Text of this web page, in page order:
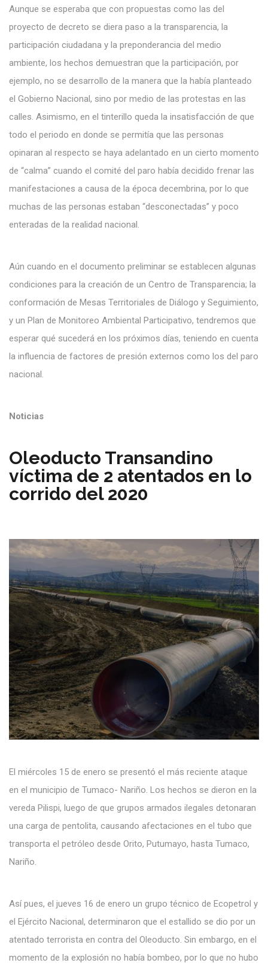
Aunque se esperaba que con propuestas como las del
proyecto de decreto se diera paso a la transparencia, la
participación ciudadana y la preponderancia del medio
ambiente, los hechos demuestran que la participación, por
ejemplo, no se desarrollo de la manera que la había planteado
el Gobierno Nacional, sino por medio de las protestas en las
calles. Asimismo, en el tinterillo queda la insatisfacción de que
todo el periodo en donde se permitía que las personas
opinaran al respecto se haya adelantado en un cierto momento
de “calma” cuando el comité del paro había decidido frenar las
manifestaciones a causa de la época decembrina, por lo que
muchas de las personas estaban “desconectadas” y poco
enteradas de la realidad nacional.
Aún cuando en el documento preliminar se establecen algunas
condiciones para la creación de un Centro de Transparencia; la
conformación de Mesas Territoriales de Diálogo y Seguimiento,
y un Plan de Monitoreo Ambiental Participativo, tendremos que
esperar qué sucederá en los próximos días, teniendo en cuenta
la influencia de factores de presión externos como los del paro
nacional.
Noticias
Oleoducto Transandino
víctima de 2 atentados en lo
corrido del 2020
El miércoles 15 de enero se presentó el más reciente ataque
en el municipio de Tumaco- Nariño. Los hechos se dieron en la
vereda Pilispi, luego de que grupos armados ilegales detonaran
una carga de pentolita, causando afectaciones en el tubo que
transporta el petróleo desde Orito, Putumayo, hasta Tumaco,
Nariño.
Así pues, el jueves 16 de enero un grupo técnico de Ecopetrol y
el Ejército Nacional, determinaron que el estallido se dio por un
atentado terrorista en contra del Oleoducto. Sin embargo, en el
momento de la explosión no había bombeo, por lo que no hubo